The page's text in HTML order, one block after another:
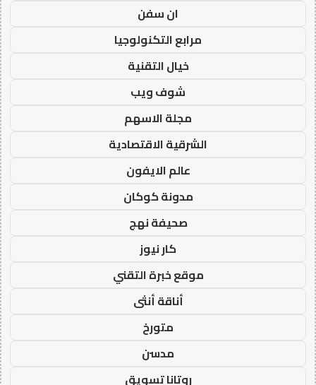
ان سفن
مرابع التكنولوجيا
خيال التقنية
شوف ويب
مجلة الاسهم
الشرقية الاقتصادية
عالم الايفون
مدونة كوكان
صحيفة نهج
كار نيوز
موقع خبرة التقني
أناقة أنثى
متورخ
مدسن
روتانا تسويق